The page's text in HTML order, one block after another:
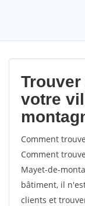
votre
Comment
Comment
Mayet-de-
bâtiment, il
clients et